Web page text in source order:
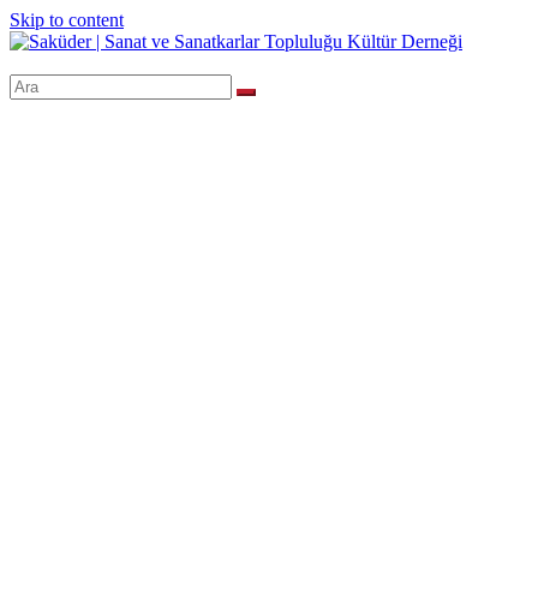
Skip to content